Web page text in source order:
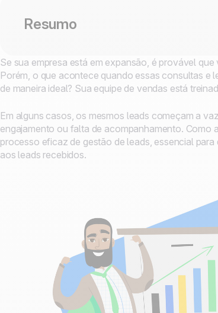
Resumo
Se sua empresa está em expansão, é provável
Porém, o que acontece quando essas consultas e
de maneira ideal? Sua equipe de vendas está
Em alguns casos, os mesmos leads começam a
engajamento ou falta de acompanhamento. Como
processo eficaz de gestão de leads, essencial
aos leads recebidos.